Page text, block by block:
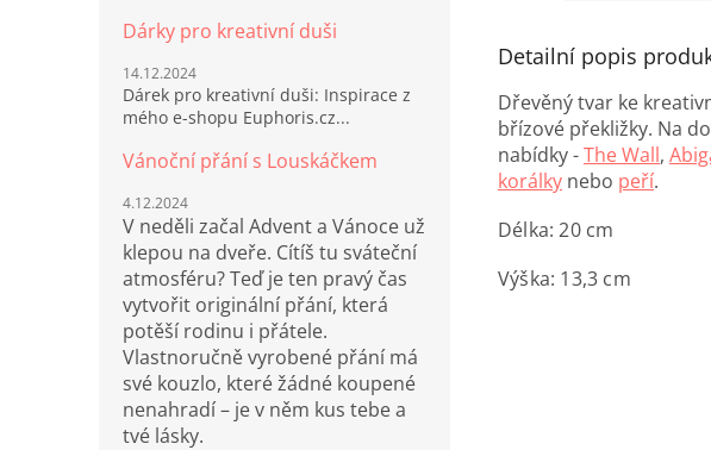
Dárky pro kreativní duši
14.12.2024
Dárek pro kreativní duši: Inspirace z
mého e-shopu Euphoris.cz...
Vánoční přání s Louskáčkem
4.12.2024
V neděli začal Advent a Vánoce už
klepou na dveře. Cítíš tu sváteční
atmosféru? Teď je ten pravý čas
vytvořit originální přání, která
potěší rodinu i přátele.
Vlastnoručně vyrobené přání má
své kouzlo, které žádné koupené
nenahradí – je v něm kus tebe a
tvé lásky.
Detailní popis
Dřevěný tvar ke
břízové překližky. Na
nabídky -The Wall,
korálky nebo peří.
Délka: 20 cm
Výška: 13,3 cm